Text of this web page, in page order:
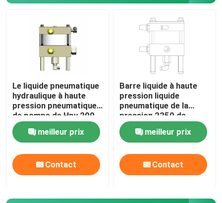
À propos de nous
Visite de l'usine
Contrôle de la qualité
Nouvelles
Demandez un devis
Le liquide pneumatique
hydraulique à haute
pression pneumatique
de pompe de Hpv 200
pompe la barre 1974
meilleur prix
Contact
Barre liquide à haute
pression liquide
pneumatique de la
pression 2250 de
pompe de Hpv 150
simplesmeilleur prix
Contact